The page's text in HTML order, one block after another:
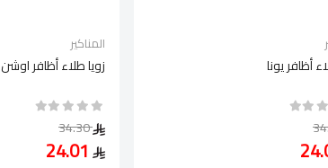
أظافر يونا
المناكير
زويا طلاء أظافر اوشن
34.30
24.01